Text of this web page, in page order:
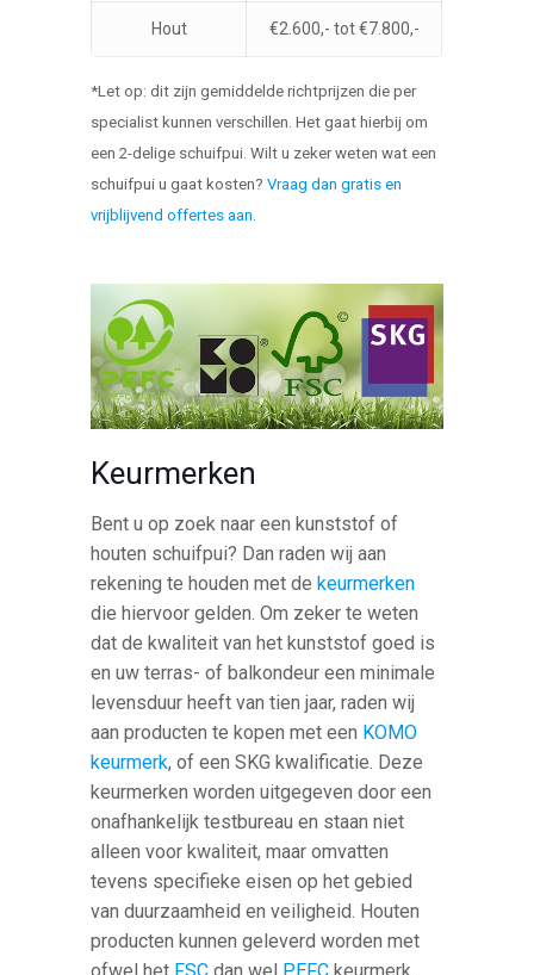
Hout €2.600,- tot €7.800,-
*Let op: dit zijn gemiddelde richtprijzen die per
specialist kunnen verschillen. Het gaat hierbij om
een 2-delige schuifpui. Wilt u zeker weten wat een
schuifpui u gaat kosten?Vraag dan gratis en
vrijblijvend offertes aan
Keurmerken
Bent u op zoek naar een kunststof of
houten schuifpui? Dan raden wij aan
rekening te houden met dekeurmerken
die hiervoor gelden. Om zeker te weten
dat de kwaliteit van het kunststof goed is
en uw terras- of balkondeur een minimale
levensduur heeft van tien jaar, raden wij
aan producten te kopen met een KOMO
keurmerk, of een SKG kwalificatie. Deze
keurmerken worden uitgegeven door een
onafhankelijk testbureau en staan niet
alleen voor kwaliteit, maar omvatten
tevens specifieke eisen op het gebied
van duurzaamheid en veiligheid. Houten
producten kunnen geleverd worden met